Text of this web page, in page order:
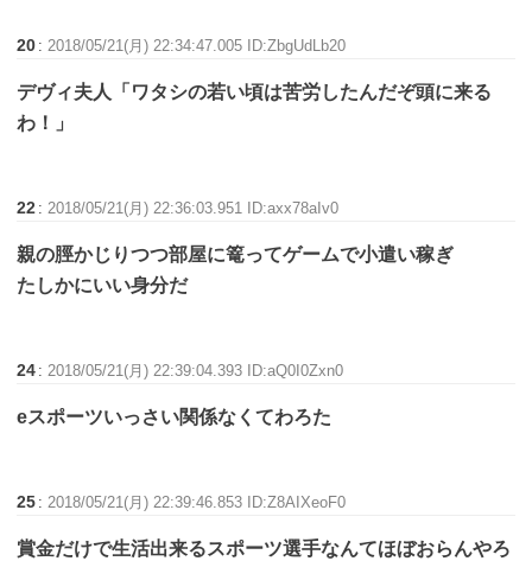
20 :2018/05/21(月) 22:34:47.005 ID:ZbgUdLb20
デヴィ夫人「ワタシの若い頃は苦労したんだぞ頭に来る
わ！」
22 :2018/05/21(月) 22:36:03.951 ID:axx78aIv0
親の脛かじりつつ部屋に篭ってゲームで小遣い稼ぎ
たしかにいい身分だ
24 :2018/05/21(月) 22:39:04.393 ID:aQ0I0Zxn0
eスポーツいっさい関係なくてわろた
25 :2018/05/21(月) 22:39:46.853 ID:Z8AIXeoF0
賞金だけで生活出来るスポーツ選手なんてほぼおらんやろ